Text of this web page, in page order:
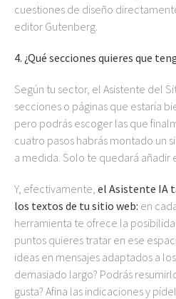
cuestiones de diseño
editor Gutenberg.
4. ¿Qué secciones quieres que
Según tu sector, el Asistente del
secciones o páginas que estaría
pero podrás escoger las que
cuatro pasos habrás montado un
a medida. Solo te quedará añadir
Y, efectivamente, el Asistente IA
los textos de tu sitio web: en
herramienta te ofrece la
puntos quieres tratar en ese
ideas en mensajes adaptados a
demasiado largo? Podrás
gusta? Afina las indicaciones y